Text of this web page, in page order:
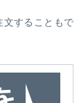
文することもで